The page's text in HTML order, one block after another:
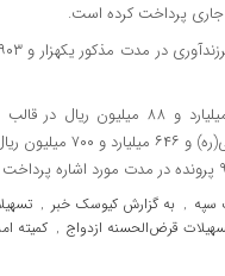
خوداشتغالی به
سپه , به گزارش کیوسک خبر ,
قرض‌الحسنه ازدواج , کمیته